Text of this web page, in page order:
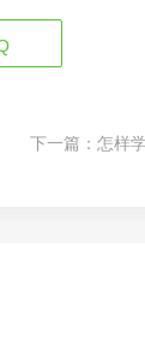
下一篇： 怎样